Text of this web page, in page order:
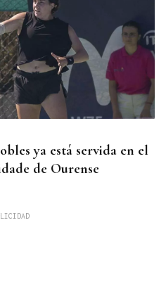
ya está servida en el
de Ourense